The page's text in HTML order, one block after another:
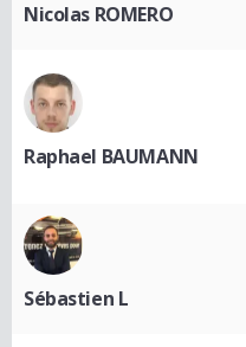
Nicolas ROMERO
Raphael BAUMANN
Sébastien L